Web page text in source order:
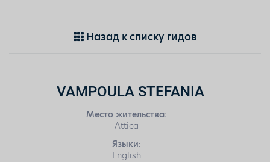
Назад к списку гидов
VAMPOULA STEFANIA
Место жительства:
Attica
Языки:
English